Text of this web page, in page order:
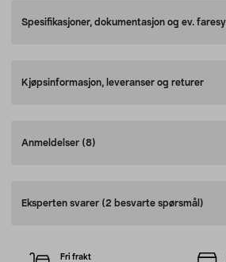
Spesifikasjoner, dokumentasjon og ev.
Kjøpsinformasjon, leveranser og returer
Anmeldelser (8)
Eksperten svarer (2 besvarte spørsmål)
Fri frakt